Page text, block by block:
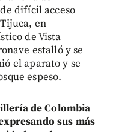
difícil acceso
en
de Vista
estalló y se
el aparato y se
espeso.
de Colombia
sus más